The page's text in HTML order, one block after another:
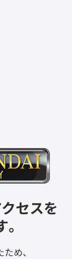
セスを
め、